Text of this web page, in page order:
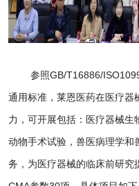
参照GB/T16886/
通用标准，莱恩医药在医疗器
力，可开展包括：医疗器械
动物手术试验，兽医病理学和
务，为医疗器械的临床前研究